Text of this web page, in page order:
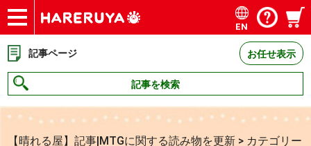
ショップ
買取
記事
デッキ検索
デッキ構築
選手一覧
店舗一覧
イベント
お問い合わせ
EN
記事ページ お任せ表示
記事を検索
【晴れる屋】記事|MTGに関する読み物を更新 > カテゴリー